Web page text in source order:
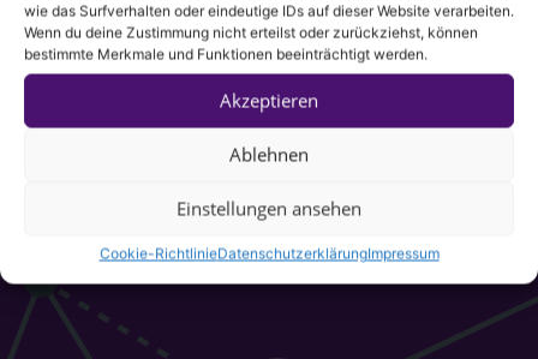
wie das Surfverhalten oder eindeutige IDs auf dieser Website verarbeiten.
Wenn du deine Zustimmung nicht erteilst oder zurückziehst, können
bestimmte Merkmale und Funktionen beeinträchtigt werden.
Akzeptieren
Ablehnen
Einstellungen ansehen
Cookie-RichtlinieDatenschutzerklärungImpressum